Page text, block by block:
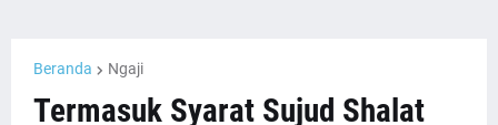
Beranda Ngaji
Termasuk Syarat Sujud Shalat